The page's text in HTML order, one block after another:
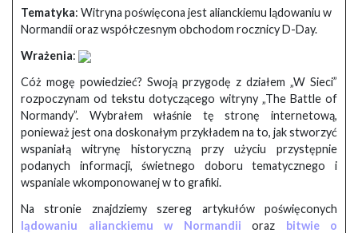
Tematyka: Witryna poświęcona jest alianckiemu lądowaniu w
Normandii oraz współczesnym obchodom rocznicy D-Day.
Wrażenia:
Cóż mogę powiedzieć? Swoją przygodę z działem „W Sieci”
rozpoczynam od tekstu dotyczącego witryny „The Battle of
Normandy”. Wybrałem właśnie tę stronę internetową,
ponieważ jest ona doskonałym przykładem na to, jak stworzyć
wspaniałą witrynę historyczną przy użyciu przystępnie
podanych informacji, świetnego doboru tematycznego i
wspaniale wkomponowanej w to grafiki.
Na stronie znajdziemy szereg artykułów poświęconych
lądowaniu alianckiemu w Normandii oraz bitwie o